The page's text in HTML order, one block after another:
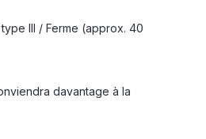
III / Ferme (approx. 40
davantage à la